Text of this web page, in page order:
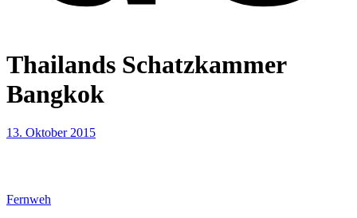
Thailands Schatzkammer
Bangkok
13. Oktober 2015
Fernweh